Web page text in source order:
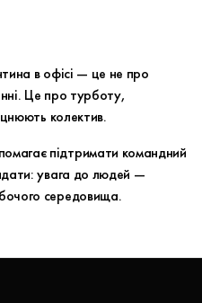
в офісі — це не про
Це про турботу,
колектив.
підтримати командний
увага до людей —
середовища.